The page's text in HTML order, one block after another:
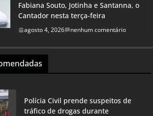
Fabiana Souto, Jotinha e Santanna, o
Cantador nesta terça-feira
agosto 4, 2026 nenhum comentário
Polícia Civil prende suspeitos de
tráfico de drogas durante